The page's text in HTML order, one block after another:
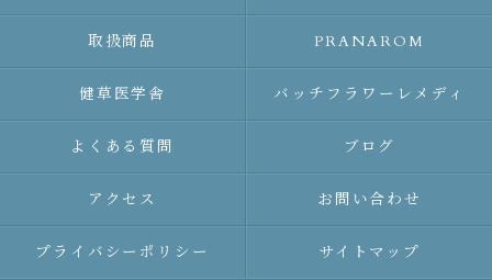
取扱商品 PRANAROM
健草医学舎 バッチフラワーレメディ
よくある質問 ブログ
アクセス お問い合わせ
プライバシーポリシー サイトマップ